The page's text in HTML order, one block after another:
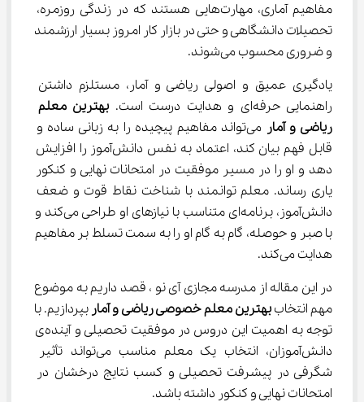
مفاهیم آماری، مهارت‌هایی هستند که در زندگی روزمره،
تحصیلات دانشگاهی و حتی در بازار کار امروز بسیار ارزشمند
و ضروری محسوب می‌شوند.
یادگیری عمیق و اصولی ریاضی و آمار، مستلزم داشتن
راهنمایی حرفه‌ای و هدایت درست است.
بهترین معلم
ریاضی و آمار
می‌تواند مفاهیم پیچیده را به زبانی ساده و
قابل فهم بیان کند، اعتماد به نفس دانش‌آموز را افزایش
دهد و او را در مسیر موفقیت در امتحانات نهایی و کنکور
یاری رساند. معلم توانمند با شناخت نقاط قوت و ضعف
دانش‌آموز، برنامه‌ای متناسب با نیازهای او طراحی می‌کند و
با صبر و حوصله، گام به گام او را به سمت تسلط بر مفاهیم
هدایت می‌کند.
در این مقاله از مدرسه مجازی آی ‌نو ، قصد داریم به موضوع
مهم انتخاب بهترین معلم خصوصی ریاضی و آمار بپردازیم. با
توجه به اهمیت این دروس در موفقیت تحصیلی و آینده‌ی
دانش‌آموزان، انتخاب یک معلم مناسب می‌تواند تأثیر
شگرفی در پیشرفت تحصیلی و کسب نتایج درخشان در
امتحانات نهایی و کنکور داشته باشد.